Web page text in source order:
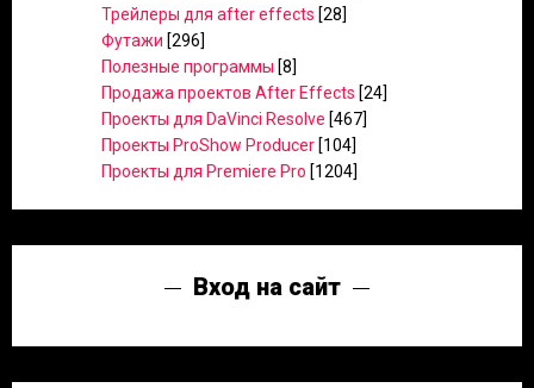
Трейлеры для after effects [28]
Футажи [296]
Полезные программы [8]
Продажа проектов After Effects [24]
Проекты для DaVinci Resolve [467]
Проекты ProShow Producer [104]
Проекты для Premiere Pro [1204]
Вход на сайт